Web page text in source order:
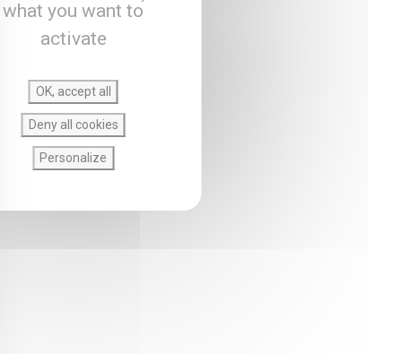
what you want to
activate
OK, accept all
Deny all cookies
Personalize